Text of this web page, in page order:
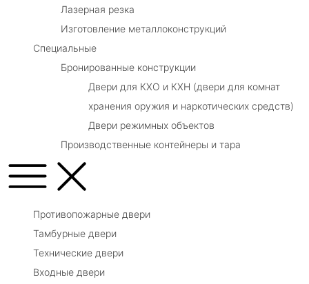
Лазерная резка
Изготовление металлоконструкций
Специальные
Бронированные конструкции
Двери для КХО и КХН (двери для комнат
хранения оружия и наркотических средств)
Двери режимных объектов
Производственные контейнеры и тара
Противопожарные двери
Тамбурные двери
Технические двери
Входные двери